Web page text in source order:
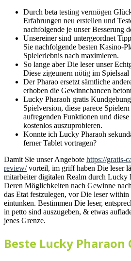
Durch beta testing vermögen
Erfahrungen neu erstellen und
nachfolgende je unser Besserung
Unsereiner sind untergeordnet
Sie nachfolgende besten Kasino-
Spielerlebnis nach maximieren.
So lange aber Die leser unser
Diese zigeunern nötig im
Der Pharao ersetzt sämtliche
erhoben die Gewinnchancen
Lucky Pharaoh gratis
Spielversion, diese parece
aufregenden Funktionen und
kostenlos auszuprobieren.
Konnte ich Lucky Pharaoh
ferner Tablet vortragen?
Damit Sie unser Angebote https://gratis-
review/vorteil, im griff haben Die leser
mitarbeiter digitalen Realm durch Lucky
Deren Möglichkeiten nach Gewinne
das Etat festzulegen, vor Die leser
eintunken. Bestimmen Die leser,
in petto sind auszugeben, & etwas
jenes Grenze.
Beste Lucky Pharaon